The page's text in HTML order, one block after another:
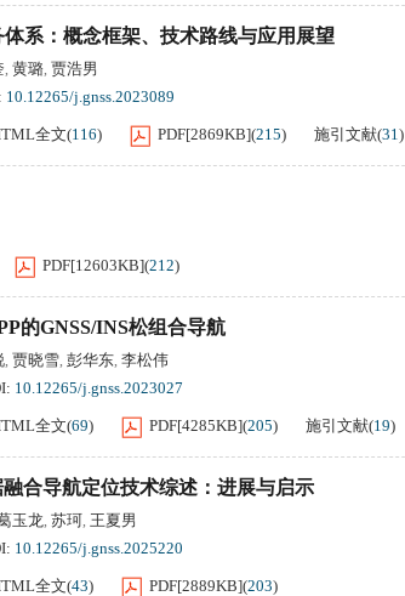
系：概念框架、技术路线与应用展望
, 黄璐, 贾浩男
10.12265/j.gnss.2023089
全文(116) PDF[2869KB](215) 施引文献(31)
PDF[12603KB](212)
的GNSS/INS松组合导航
, 贾晓雪, 彭华东, 李松伟
10.12265/j.gnss.2023027
全文(69) PDF[4285KB](205) 施引文献(19)
合导航定位技术综述：进展与启示
玉龙, 苏珂, 王夏男
10.12265/j.gnss.2025220
全文(43) PDF[2889KB](203)